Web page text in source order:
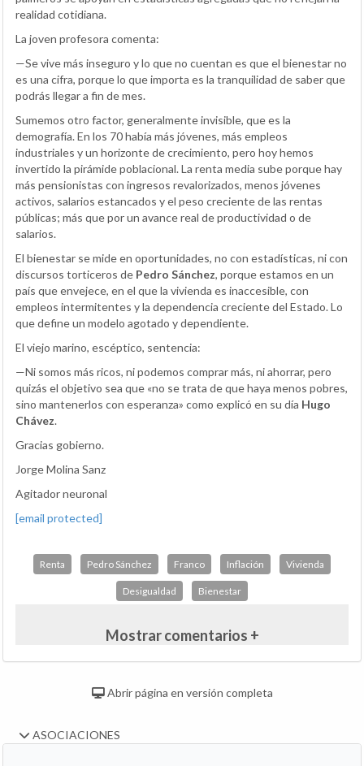
realidad cotidiana.
La joven profesora comenta:
—Se vive más inseguro y lo que no cuentan es que el bienestar no
es una cifra, porque lo que importa es la tranquilidad de saber que
podrás llegar a fin de mes.
Sumemos otro factor, generalmente invisible, que es la
demografía. En los 70 había más jóvenes, más empleos
industriales y un horizonte de crecimiento, pero hoy hemos
invertido la pirámide poblacional. La renta media sube porque hay
más pensionistas con ingresos revalorizados, menos jóvenes
activos, salarios estancados y el peso creciente de las rentas
públicas; más que por un avance real de productividad o de
salarios.
El bienestar se mide en oportunidades, no con estadísticas, ni con
discursos torticeros de Pedro Sánchez, porque estamos en un
país que envejece, en el que la vivienda es inaccesible, con
empleos intermitentes y la dependencia creciente del Estado. Lo
que define un modelo agotado y dependiente.
El viejo marino, escéptico, sentencia:
—Ni somos más ricos, ni podemos comprar más, ni ahorrar, pero
quizás el objetivo sea que «no se trata de que haya menos pobres,
sino mantenerlos con esperanza» como explicó en su día Hugo
Chávez.
Gracias gobierno.
Jorge Molina Sanz
Agitador neuronal
[email protected]
Renta Pedro Sánchez Franco Inflación Vivienda
Desigualdad Bienestar
Mostrar comentarios +
Abrir página en versión completa
ASOCIACIONES